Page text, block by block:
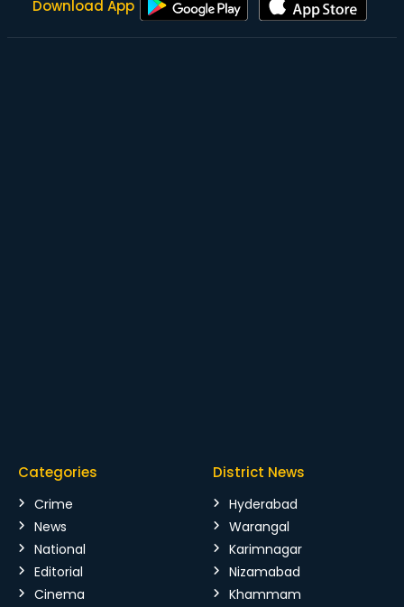
Download App
Categories
Crime
News
National
Editorial
Cinema
District News
Hyderabad
Warangal
Karimnagar
Nizamabad
Khammam